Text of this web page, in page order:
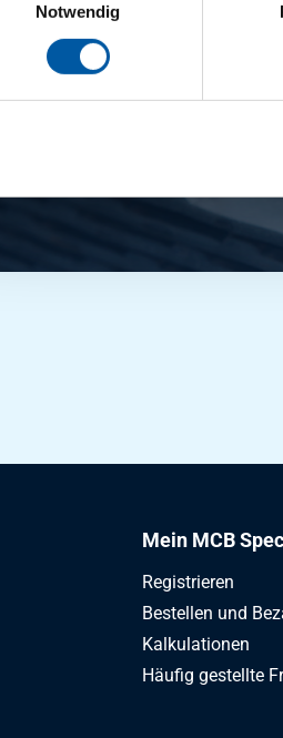
Notwendig
Beschreibung
Mein MCB
Registrieren
Bestellen und
Kalkulationen
Häufig gestellte